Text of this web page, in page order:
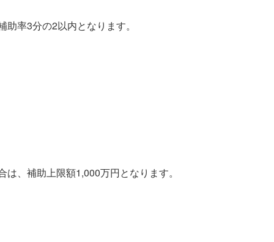
助率3分の2以内となります。
は、補助上限額1,000万円となります。